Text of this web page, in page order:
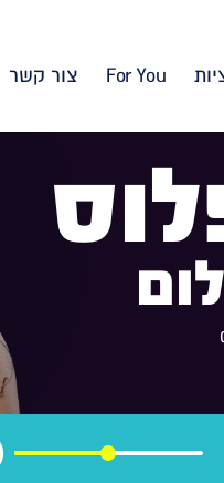
For You צור קשר